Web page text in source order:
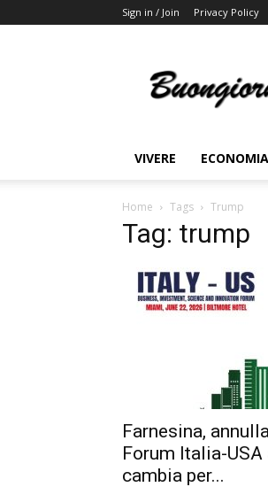
Sign in / Join Privacy Policy
VIVERE ECONOMIA
Home Tags Trump
Tag: trump
Farnesina,
Forum Italia-
cambia per...